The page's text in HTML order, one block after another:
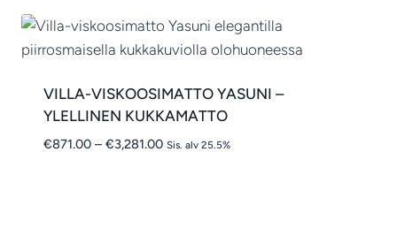
VILLA-VISKOOSIMATTO YASUNI –
YLELLINEN KUKKAMATTO
€871.00 – €3,281.00Hintaluokka:
Sis. alv 25.5%